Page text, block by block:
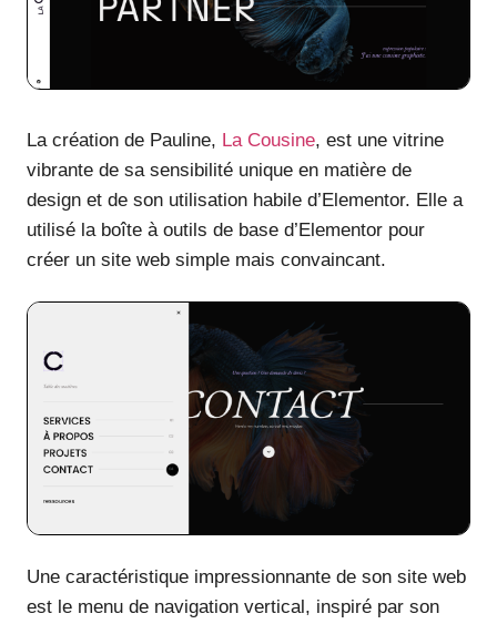
La création de Pauline, La Cousine, est une vitrine
vibrante de sa sensibilité unique en matière de
design et de son utilisation habile d’Elementor. Elle a
utilisé la boîte à outils de base d’Elementor pour
créer un site web simple mais convaincant.
Une caractéristique impressionnante de son site web
est le menu de navigation vertical, inspiré par son